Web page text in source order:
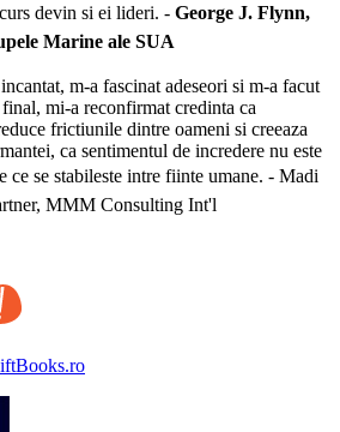
devin si ei lideri. - George J. Flynn,
Marine ale SUA
m-a fascinat adeseori si m-a facut
mi-a reconfirmat credinta ca
frictiunile dintre oameni si creeaza
ca sentimentul de incredere nu este
ce se stabileste intre fiinte umane. - Madi
MMM Consulting Int'l